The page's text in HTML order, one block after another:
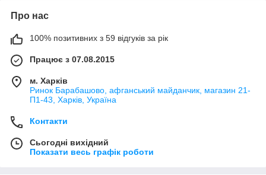
Про нас
100% позитивних з 59 відгуків за рік
Працює з 07.08.2015
м. Харків
Ринок Барабашово, афганський майданчик, магазин 21-
П1-43, Харків, Україна
Контакти
Сьогодні вихідний
Показати весь графік роботи